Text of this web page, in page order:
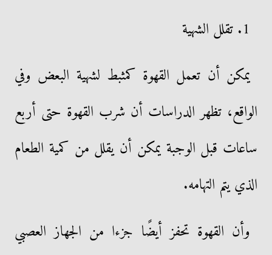
1. تقلل الشهية
يمكن أن تعمل القهوة كمثبط لشهية البعض وفي
الواقع، تظهر الدراسات أن شرب القهوة حتى أربع
ساعات قبل الوجبة يمكن أن يقلل من كمية الطعام
الذي يتم التهامه.
وأن القهوة تحفز أيضًا جزءا من الجهاز العصبي